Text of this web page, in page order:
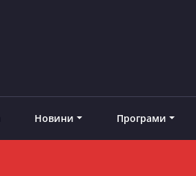
Новини Програми